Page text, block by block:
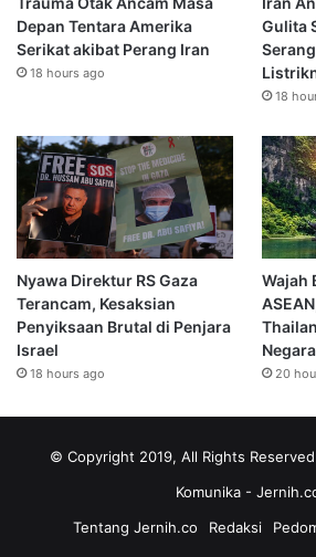
Depan Tentara Amerika
Serikat akibat Perang Iran
18 hours ago
Gulita
18
Nyawa Direktur RS Gaza
Terancam, Kesaksian
Penyiksaan Brutal di Penjara
Israel
18 hours ago
Wajah
20
© Copyright 2019, All Rights
Komunika -
Tentang Jernih.co
Redaksi